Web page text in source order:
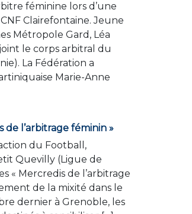
féminine lors d’une
Clairefontaine. Jeune
Métropole Gard, Léa
le corps arbitral du
La Fédération a
Marie-Anne
l’arbitrage féminin »
du Football,
Quevilly (Ligue de
« Mercredis de l’arbitrage
de la mixité dans le
dernier à Grenoble, les